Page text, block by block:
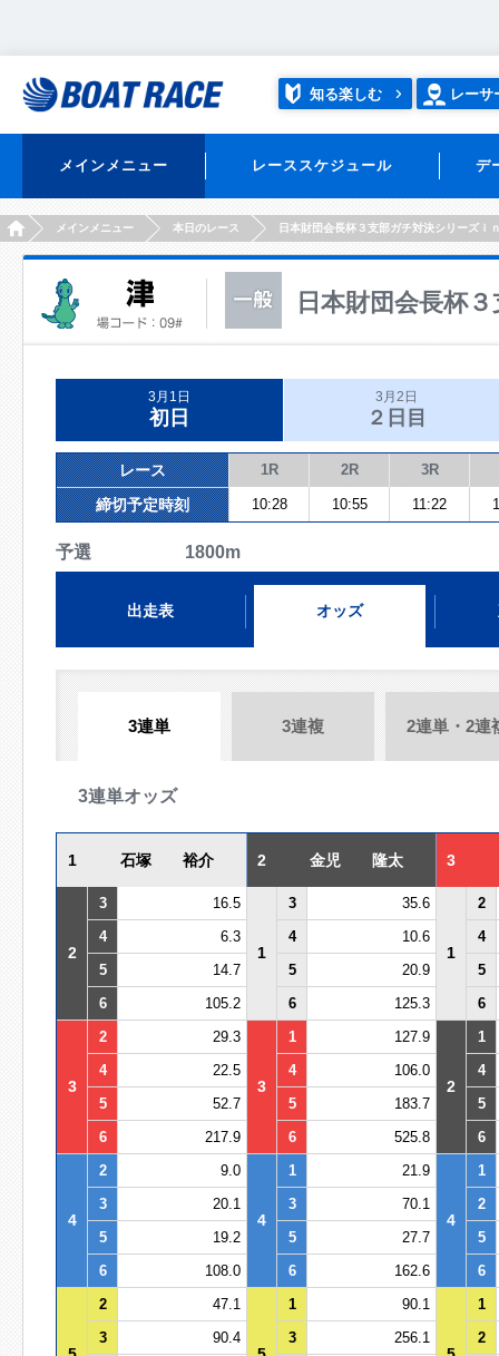
知る楽しむ レーサ
メインメニュー レーススケジュール デ
HOMEメインメニュー 本日のレース 日本財団会長杯３支部ガチ対決シリーズｉ
日本財団会長杯
3月1日
初日
3月2日
２日目
レース 1R 2R 3R
締切予定時刻 10:28 10:55 11:22
予選 1800m
出走表 オッズ
3連単 3連複 2連単・2連
3連単オッズ
1 石塚 裕介 2 金児 隆太 3
2
3 16.5
1
3 35.6
1
2
4
6.3 4 10.6
4
5
14.7 5 20.9
5
6
105.2 6 125.3 6
3
2 29.3
3
1 127.9
2
1
4
22.5 4 106.0
4
5
52.7 5 183.7
5
6
217.9 6 525.8 6
4
2 9.0
4
1 21.9
4
1
3
20.1 3 70.1
2
5
19.2 5 27.7
5
6
108.0 6 162.6 6
2 47.1 1 90.1
1
3
90.4 3 256.1
2